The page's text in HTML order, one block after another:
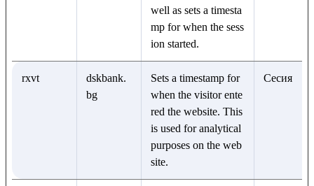
well as sets a timesta
mp for when the sess
ion started.
rxvt
dskbank.
bg
Sets a timestamp for
when the visitor ente
red the website. This
is used for analytical
purposes on the web
site.
Сесия